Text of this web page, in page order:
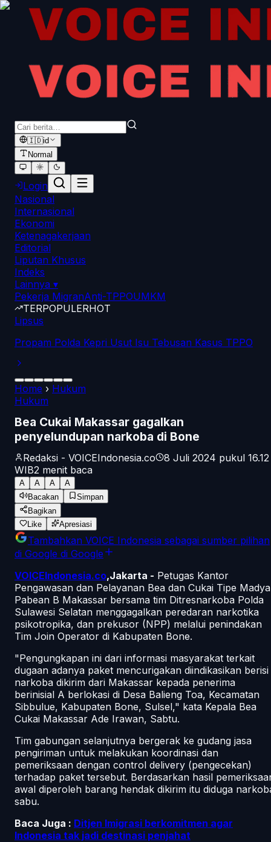
🇮🇩id
Normal
Login
Nasional
Internasional
Ekonomi
Ketenagakerjaan
Editorial
Liputan Khusus
Indeks
Lainnya ▾
Pekerja MigranAnti-TPPOUMKM
TERPOPULERHOT
Lipsus
Propam Polda Kepri Usut Isu Tebusan Kasus TPPO
Home › Hukum
Hukum
Bea Cukai Makassar gagalkan
penyelundupan narkoba di Bone
Redaksi - VOICEIndonesia.co
8 Juli 2024 pukul 16.12
WIB2 menit baca
A A A
A
Bacakan
Simpan
Bagikan
Like
Apresiasi
Tambahkan VOICE Indonesia sebagai sumber pilihan
di Google di Google
VOICEIndonesia.co,Jakarta - Petugas Kantor
Pengawasan dan Pelayanan Bea dan Cukai Tipe Madya
Pabean B Makassar bersama tim Ditresnarkoba Polda
Sulawesi Selatan menggagalkan peredaran narkotika
psikotropika, dan prekusor (NPP) melalui penindakan
Tim Join Operator di Kabupaten Bone.
"Pengungkapan ini dari informasi masyarakat terkait
dugaan adanya paket mencurigakan diindikasikan berisi
narkoba dikirim dari Makassar kepada penerima
berinisial A berlokasi di Desa Balieng Toa, Kecamatan
Sibbulue, Kabupaten Bone, Sulsel," kata Kepala Bea
Cukai Makassar Ade Irawan, Sabtu.
Tim gabungan selanjutnya bergerak ke gudang jasa
pengiriman untuk melakukan koordinasi dan
pemeriksaan dengan control delivery (pengecekan)
terhadap paket tersebut. Berdasarkan hasil
awal diperoleh barang hendak dikirim itu diduga
sabu.
Baca Juga : Ditjen Imigrasi berkomitmen agar
Indonesia tak jadi destinasi penjahat